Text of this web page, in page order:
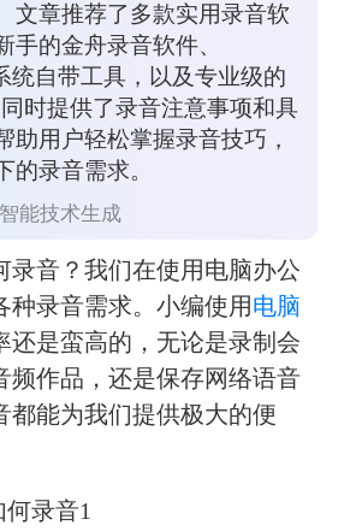
文章推荐了多款实用录音软
手的金舟录音软件、
统自带工具，以及专业级的
时提供了录音注意事项和具
助用户轻松掌握录音技巧，
的录音需求。
能技术生成
录音？我们在使用电脑办公
种录音需求。小编使用电脑
还是蛮高的，无论是录制会
频作品，还是保存网络语音
都能为我们提供极大的便